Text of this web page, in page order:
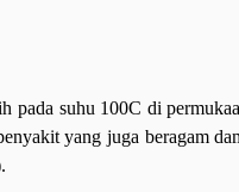
suhu 100C di
yang juga beragam